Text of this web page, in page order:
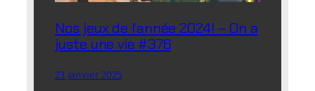
Nos jeux de l’année 2024! – On a
juste une vie #376
23 janvier 2025